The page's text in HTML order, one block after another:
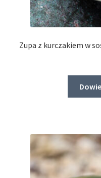
Zupa z kurczakiem w